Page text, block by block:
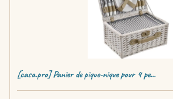
[casa.pro] Panier de pique-nique pour 4 pe...